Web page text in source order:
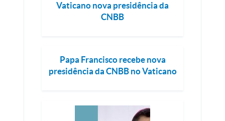
Vaticano nova presidência da
CNBB
Papa Francisco recebe nova
presidência da CNBB no Vaticano